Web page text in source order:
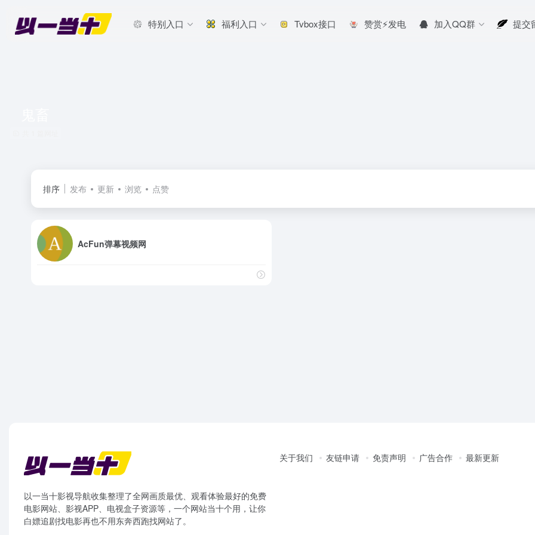
特别入口 福利入口 Tvbox接口 赞赏⚡发电 加入QQ群 提交
排序 发布 更新 浏览 点赞
AcFun弹幕视频网
以一当十影视导航收集整理了全网画质最优、观看体验最好的免费
电影网站、影视APP、电视盒子资源等，一个网站当十个用，让你
白嫖追剧找电影再也不用东奔西跑找网站了。
关于我们 友链申请 免责声明 广告合作 最新更新